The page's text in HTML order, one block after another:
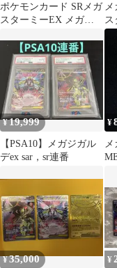
ポケモンカード SRメガ
スターミーEX メガジ
ダーEX
ス
ラ
¥19,999
【PSA10】メガジガル
デex sar，sr連番
¥
メ
¥35,000 ¥